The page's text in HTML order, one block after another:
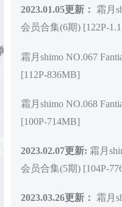
2023.01.05更新：
霜月
会员合集(6期) [122P-
霜月shimo NO.067
[112P-836MB]
霜月shimo NO.068
[100P-714MB]
2023.02.07更新: 霜月
会员合集(5期) [104P-
2023.03.26更新：
霜月